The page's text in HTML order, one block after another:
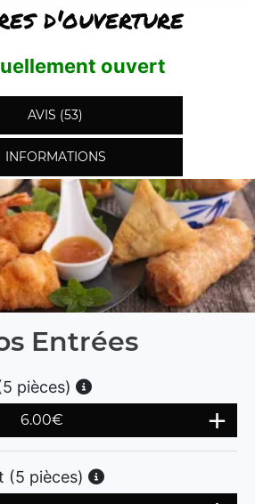
d'ouverture
ouvert
AVIS (53)
INFORMATIONS
Entrées
pièces)
6.00€
(5 pièces)